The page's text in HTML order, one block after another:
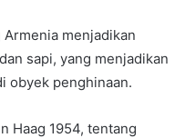
menjadikan
sapi, yang menjadikan
obyek penghinaan.
Haag 1954, tentang